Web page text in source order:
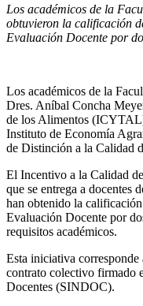
Los académicos de la
obtuvieron la calificación
Evaluación Docente por
Los académicos de la
Dres. Aníbal Concha
de los Alimentos
Instituto de Economía
de Distinción a la Calidad
El Incentivo a la Calidad
que se entrega a docentes
han obtenido la
Evaluación Docente por
requisitos académicos.
Esta iniciativa
contrato colectivo firmado
Docentes (SINDOC).